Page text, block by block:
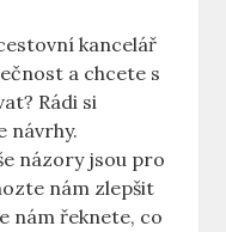
kancelář
a chcete s
Rádi si
návrhy.
názory jsou pro
nám zlepšit
nám řeknete, co